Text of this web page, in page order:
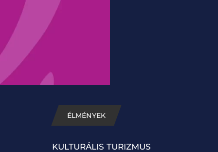
ÉLMÉNYEK
KULTURÁLIS TURIZMUS